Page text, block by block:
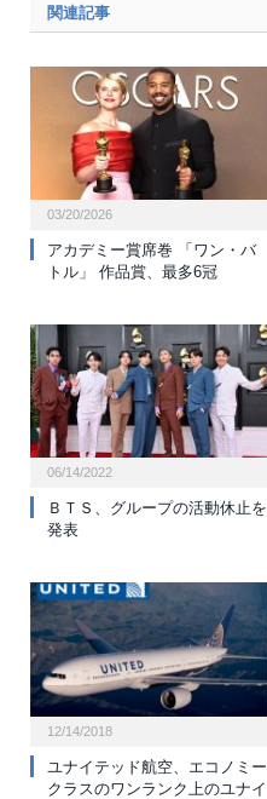
関連記事
03/20/2026
アカデミー賞席巻 「ワン・バ
トル」 作品賞、最多6冠
06/14/2022
ＢＴＳ、グループの活動休止を
発表
12/14/2018
ユナイテッド航空、エコノミー
クラスのワンランク上のユナイ